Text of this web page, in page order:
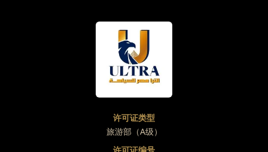
许可证类型
旅游部（A级）